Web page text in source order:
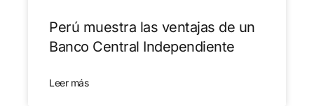
Perú muestra las ventajas de un
Banco Central Independiente
Leer más